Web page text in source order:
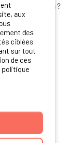
camping ?
aujourd'hui
aux
des
ciblées
sur tout
de ces
politique